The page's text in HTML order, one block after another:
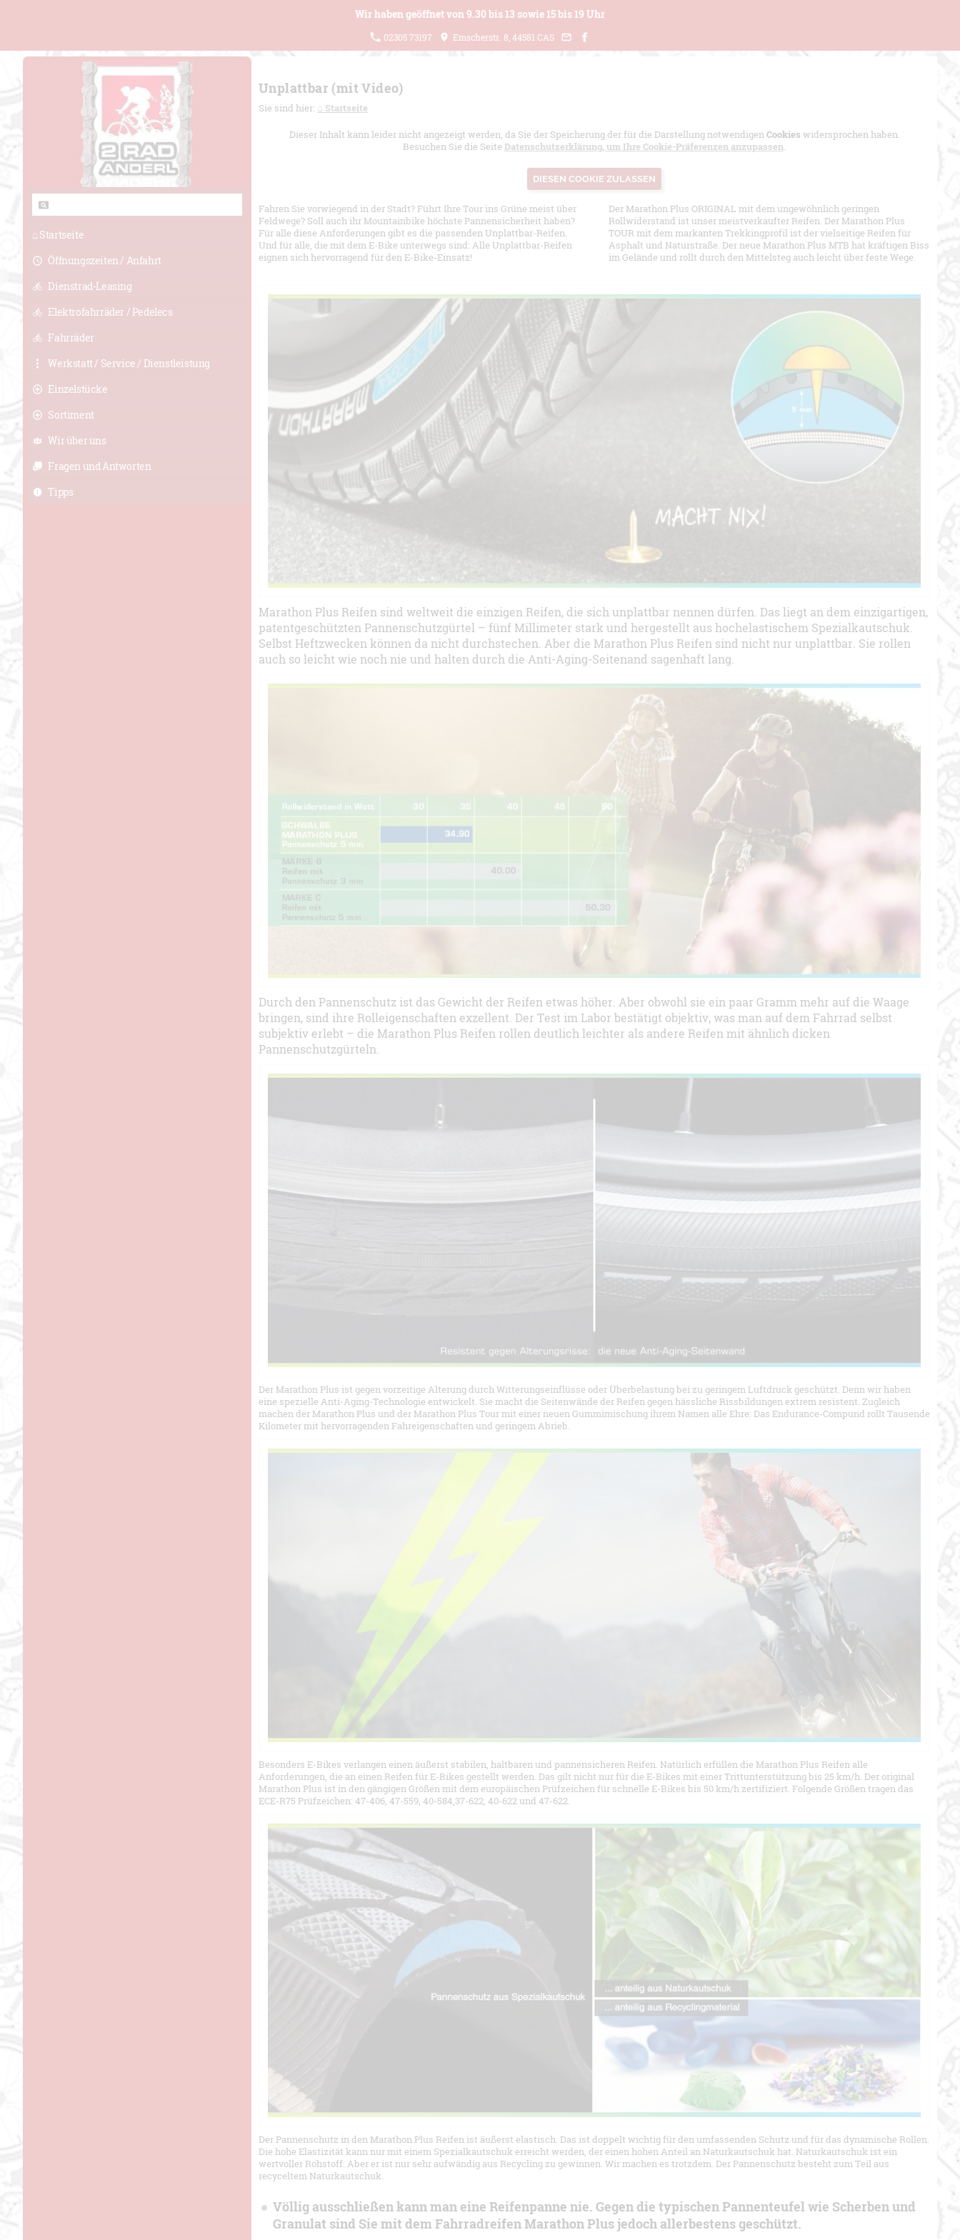
Wir haben geöffnet von 9.30 bis 13 sowie 15 bis 19 Uhr
02305 73197 Emscherstr. 8, 44581 CAS
⌂ Startseite
Öffnungszeiten / Anfahrt
Dienstrad-Leasing
Elektrofahrräder / Pedelecs
Fahrräder
Werkstatt / Service / Dienstleistung
Einzelstücke
Sortiment
Wir über uns
Fragen und Antworten
Tipps
Unplattbar (mit Video)
Sie sind hier: ⌂ Startseite
Dieser Inhalt kann leider nicht angezeigt werden, da Sie der Speicherung der für die Darstellung notwendigenCookies widersprochen haben.
Besuchen Sie die Seite Datenschutzerklärung, um Ihre Cookie-Präferenzen anzupassen.
DIESEN COOKIE ZULASSEN
Fahren Sie vorwiegend in der Stadt? Führt Ihre Tour ins Grüne meist über
Feldwege? Soll auch ihr Mountainbike höchste Pannensicherheit haben?
Für alle diese Anforderungen gibt es die passenden Unplattbar-Reifen.
Und für alle, die mit dem E-Bike unterwegs sind: Alle Unplattbar-Reifen
eignen sich hervorragend für den E-Bike-Einsatz!
Der Marathon Plus ORIGINAL mit dem ungewöhnlich geringen
Rollwiderstand ist unser meistverkaufter Reifen. Der Marathon Plus
TOUR mit dem markanten Trekkingprofil ist der vielseitige Reifen für
Asphalt und Naturstraße. Der neue Marathon Plus MTB hat kräftigen Biss
im Gelände und rollt durch den Mittelsteg auch leicht über feste Wege.
Marathon Plus Reifen sind weltweit die einzigen Reifen, die sich unplattbar nennen dürfen. Das liegt an dem einzigartigen,
patentgeschützten Pannenschutzgürtel – fünf Millimeter stark und hergestellt aus hochelastischem Spezialkautschuk.
Selbst Heftzwecken können da nicht durchstechen. Aber die Marathon Plus Reifen sind nicht nur unplattbar. Sie rollen
auch so leicht wie noch nie und halten durch die Anti-Aging-Seitenand sagenhaft lang.
Durch den Pannenschutz ist das Gewicht der Reifen etwas höher. Aber obwohl sie ein paar Gramm mehr auf die Waage
bringen, sind ihre Rolleigenschaften exzellent. Der Test im Labor bestätigt objektiv, was man auf dem Fahrrad selbst
subjektiv erlebt – die Marathon Plus Reifen rollen deutlich leichter als andere Reifen mit ähnlich dicken
Pannenschutzgürteln.
Der Marathon Plus ist gegen vorzeitige Alterung durch Witterungseinflüsse oder Überbelastung bei zu geringem Luftdruck geschützt. Denn wir haben
eine spezielle Anti-Aging-Technologie entwickelt. Sie macht die Seitenwände der Reifen gegen hässliche Rissbildungen extrem resistent. Zugleich
machen der Marathon Plus und der Marathon Plus Tour mit einer neuen Gummimischung ihrem Namen alle Ehre: Das Endurance-Compund rollt Tausende
Kilometer mit hervorragenden Fahreigenschaften und geringem Abrieb.
Besonders E-Bikes verlangen einen äußerst stabilen, haltbaren und pannensicheren Reifen. Natürlich erfüllen die Marathon Plus Reifen alle
Anforderungen, die an einen Reifen für E-Bikes gestellt werden. Das gilt nicht nur für die E-Bikes mit einer Trittunterstützung bis 25 km/h. Der original
Marathon Plus ist in den gängigen Größen mit dem europäischen Prüfzeichen für schnelle E-Bikes bis 50 km/h zertifiziert. Folgende Größen tragen das
ECE-R75 Prüfzeichen: 47-406, 47-559, 40-584,37-622, 40-622 und 47-622.
Der Pannenschutz in den Marathon Plus Reifen ist äußerst elastisch. Das ist doppelt wichtig für den umfassenden Schutz und für das dynamische Rollen.
Die hohe Elastizität kann nur mit einem Spezialkautschuk erreicht werden, der einen hohen Anteil an Naturkautschuk hat. Naturkautschuk ist ein
wertvoller Rohstoff. Aber er ist nur sehr aufwändig aus Recycling zu gewinnen. Wir machen es trotzdem. Der Pannenschutz besteht zum Teil aus
recyceltem Naturkautschuk.
Völlig ausschließen kann man eine Reifenpanne nie. Gegen die typischen Pannenteufel wie Scherben und
Granulat sind Sie mit dem Fahrradreifen Marathon Plus jedoch allerbestens geschützt.